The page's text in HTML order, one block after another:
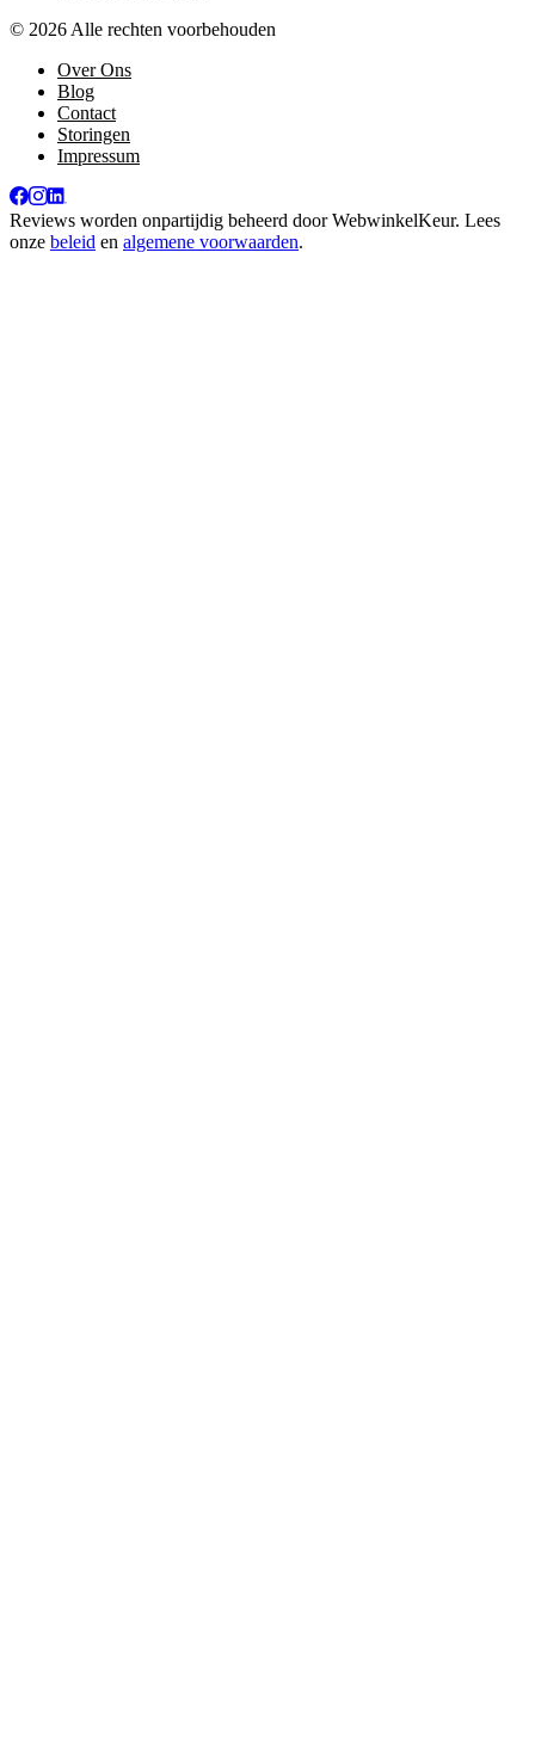
© 2026 Alle rechten voorbehouden
Over Ons
Blog
Contact
Storingen
Impressum
Reviews worden onpartijdig beheerd doorWebwinkelKeur. Lees
onze beleid en algemene voorwaarden.